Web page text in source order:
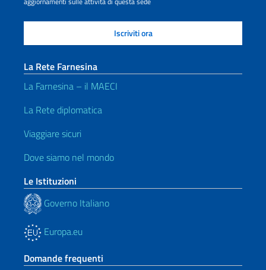
La Rete Farnesina
La Farnesina – il MAECI
La Rete diplomatica
Viaggiare sicuri
Dove siamo nel mondo
Le Istituzioni
Governo Italiano
Europa.eu
Domande frequenti